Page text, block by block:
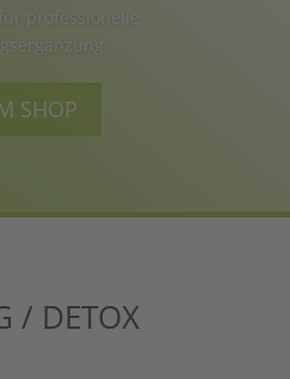
professionelle
SHOP
/ DETOX